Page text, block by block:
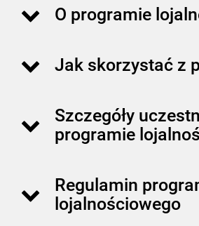
O programie
Jak skorzystać z
Szczegóły
programie
Regulamin
lojalnościowego